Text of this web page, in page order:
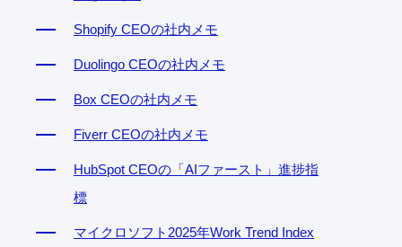
Shopify CEOの社内メモ
Duolingo CEOの社内メモ
Box CEOの社内メモ
Fiverr CEOの社内メモ
HubSpot CEOの「AIファースト」進捗指
標
マイクロソフト2025年Work Trend Index